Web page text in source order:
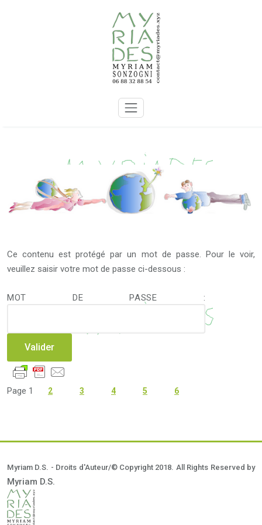
Ce contenu est protégé par un mot de passe. Pour le voir,
veuillez saisir votre mot de passe ci-dessous :
MOT DE PASSE :
Page 1 2 3 4 5 6
Myriam D.S. - Droits d'Auteur/© Copyright 2018. All Rights Reserved by
Myriam D.S.